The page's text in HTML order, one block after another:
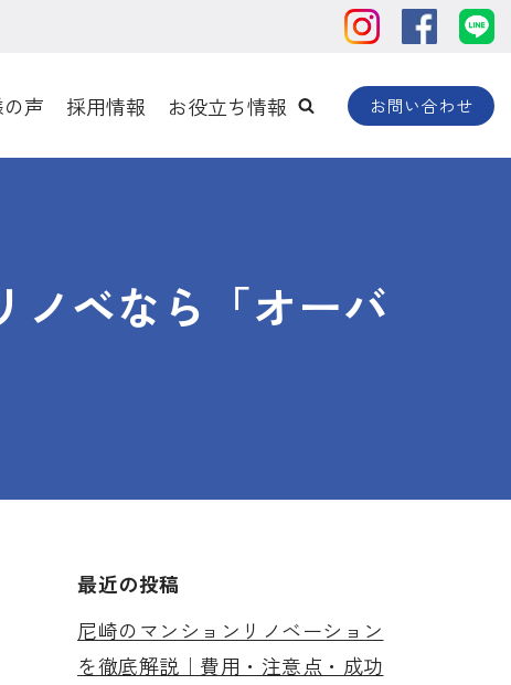
声 採用情報 お役立ち情報 お問い合わせ
ベなら「オーバ
最近の投稿
尼崎のマンションリノベーション
を徹底解説｜費用・注意点・成功